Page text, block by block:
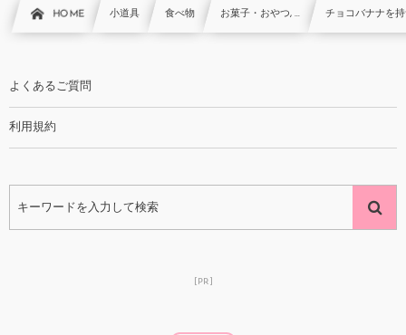
HOME 小道具 食べ物 お菓子・おやつ, … チョコバナナを
よくあるご質問
利用規約
[PR]